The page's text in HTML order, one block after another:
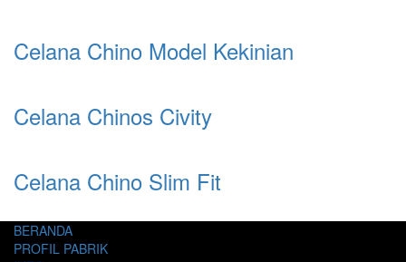
Celana Chino Model Kekinian
Celana Chinos Civity
Celana Chino Slim Fit
BERANDA
PROFIL PABRIK